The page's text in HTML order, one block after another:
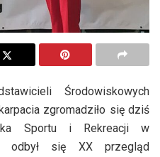
Środowiskowych
zgromadziło się dziś
Sportu i Rekreacji w
odbył się XX przegląd